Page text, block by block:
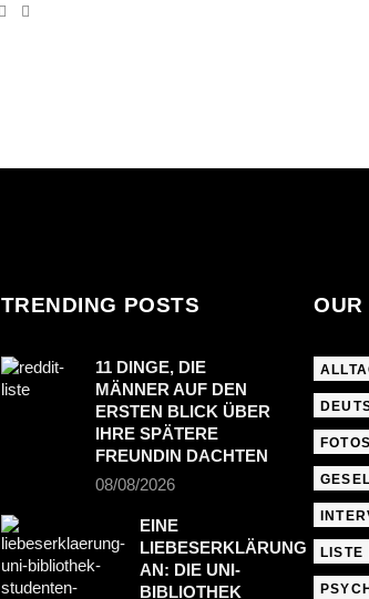
TRENDING POSTS
11 DINGE, DIE
MÄNNER AUF DEN
ERSTEN BLICK ÜBER
IHRE SPÄTERE
FREUNDIN DACHTEN
08/08/2026
EINE
LIEBESERKLÄRUNG
AN: DIE UNI-
BIBLIOTHEK
OUR
FOTOS
LISTE